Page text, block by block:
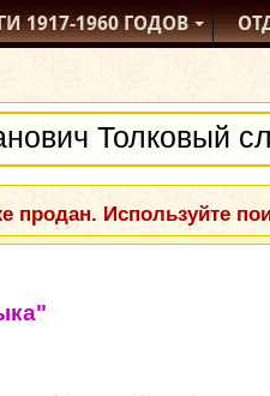
1917-1960ГОДОВ
продан. Используйте